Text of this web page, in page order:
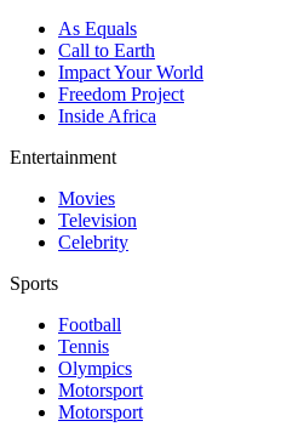
As Equals
Call to Earth
Impact Your World
Freedom Project
Inside Africa
Entertainment
Movies
Television
Celebrity
Sports
Football
Tennis
Olympics
Motorsport
Motorsport